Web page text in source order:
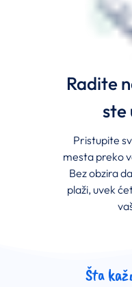
Radite
ste
Pristupite
mesta preko
Bez obzira
plaži, uvek
Šta